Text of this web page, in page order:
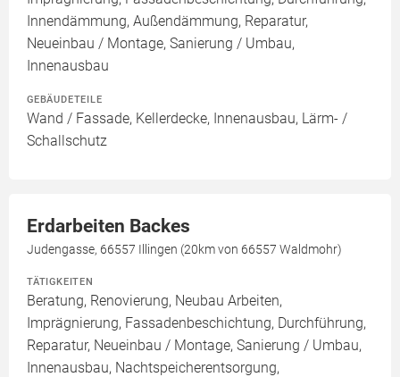
Innendämmung, Außendämmung, Reparatur,
Neueinbau / Montage, Sanierung / Umbau,
Innenausbau
GEBÄUDETEILE
Wand / Fassade, Kellerdecke, Innenausbau, Lärm- /
Schallschutz
Erdarbeiten Backes
Judengasse, 66557 Illingen (20km von 66557 Waldmohr)
TÄTIGKEITEN
Beratung, Renovierung, Neubau Arbeiten,
Imprägnierung, Fassadenbeschichtung, Durchführung,
Reparatur, Neueinbau / Montage, Sanierung / Umbau,
Innenausbau, Nachtspeicherentsorgung,